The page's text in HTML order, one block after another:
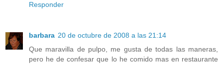
Responder
barbara 20 de octubre de 2008 a las 21:14
Que maravilla de pulpo, me gusta de todas las maneras,
pero he de confesar que lo he comido mas en restaurante